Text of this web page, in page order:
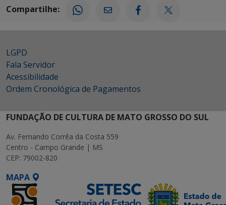
Compartilhe:
LGPD
Fala Servidor
Acessibilidade
Ordem Cronológica de Pagamentos
FUNDAÇÃO DE CULTURA DE MATO GROSSO DO SUL
Av. Fernando Corrêa da Costa 559
Centro - Campo Grande | MS
CEP: 79002-820
MAPA